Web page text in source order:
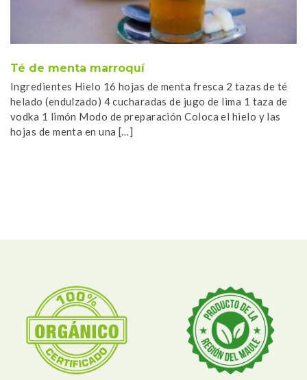
Té de menta marroquí
Ingredientes Hielo 16 hojas de menta fresca 2 tazas de té
helado (endulzado) 4 cucharadas de jugo de lima 1 taza de
vodka 1 limón Modo de preparación Coloca el hielo y las
hojas de menta en una […]